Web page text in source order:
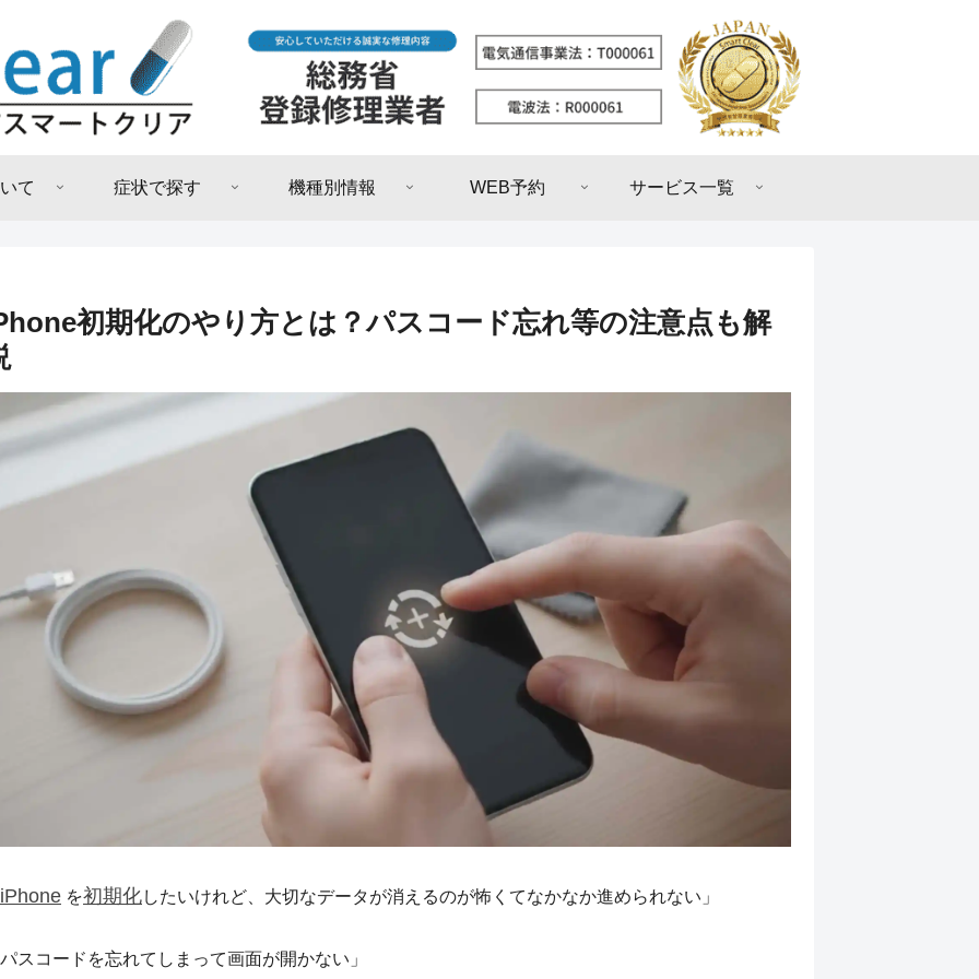
て 症状で探す 機種別情報 WEB予約 サービス一覧
初期化のやり方とは？パスコード忘れ等の注意点も解
iPhone を初期化したいけれど、大切なデータが消えるのが怖くてなかなか進められない」
スコードを忘れてしまって画面が開かない」